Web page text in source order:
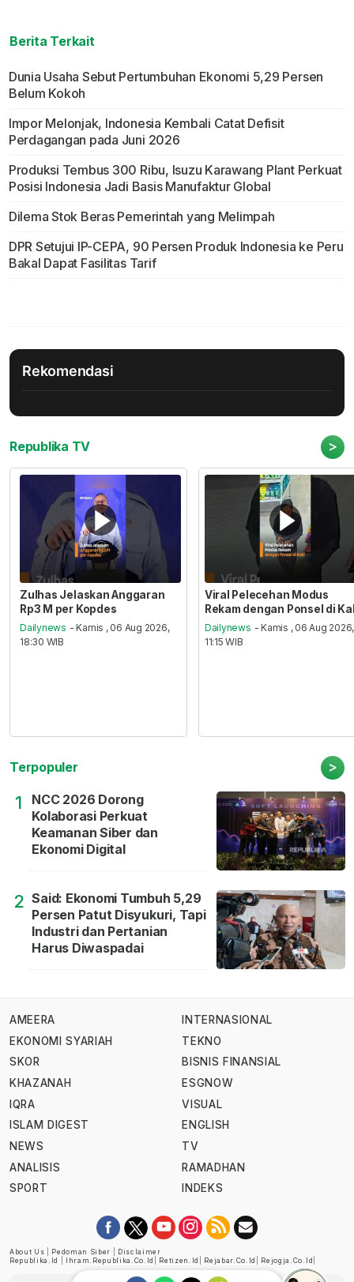
Berita Terkait
Dunia Usaha Sebut Pertumbuhan Ekonomi 5,29 Persen
Belum Kokoh
Impor Melonjak, Indonesia Kembali Catat Defisit
Perdagangan pada Juni 2026
Produksi Tembus 300 Ribu, Isuzu Karawang Plant Perkuat
Posisi Indonesia Jadi Basis Manufaktur Global
Dilema Stok Beras Pemerintah yang Melimpah
DPR Setujui IP-CEPA, 90 Persen Produk Indonesia ke Peru
Bakal Dapat Fasilitas Tarif
Rekomendasi
Republika TV >
Zulhas Jelaskan Anggaran
Rp3 M per Kopdes
Dailynews - Kamis , 06 Aug 2026,
18:30 WIB
Viral Pelecehan Modus
Rekam dengan Ponsel di
Dailynews - Kamis , 06 Aug 2026,
11:15 WIB
Terpopuler >
1
NCC 2026 Dorong
Kolaborasi Perkuat
Keamanan Siber dan
Ekonomi Digital
2 Said: Ekonomi Tumbuh 5,29
Persen Patut Disyukuri, Tapi
Industri dan Pertanian
Harus Diwaspadai
AMEERA
EKONOMI SYARIAH
SKOR
KHAZANAH
IQRA
ISLAM DIGEST
NEWS
ANALISIS
SPORT
INTERNASIONAL
TEKNO
BISNIS FINANSIAL
ESGNOW
VISUAL
ENGLISH
TV
RAMADHAN
INDEKS
About Us Pedoman Siber
Disclaimer
Republika.id
Ihram.republika.co.id Retizen.id Rejabar.co.id Rejogja.co.id